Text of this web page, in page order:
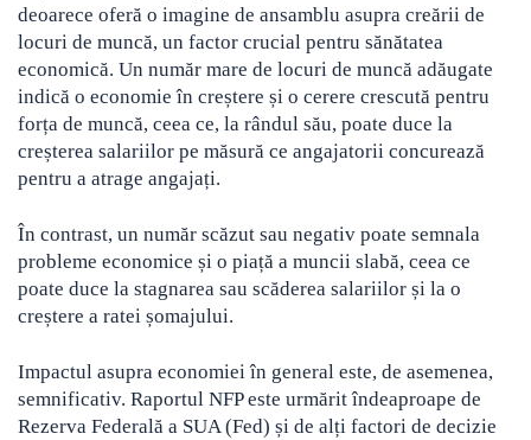
BROKERI TERMENUL ZILEI
deoarece oferă o imagine de ansamblu asupra creării de
locuri de muncă, un factor crucial pentru sănătatea
economică. Un număr mare de locuri de muncă adăugate
indică o economie în creștere și o cerere crescută pentru
forța de muncă, ceea ce, la rândul său, poate duce la
creșterea salariilor pe măsură ce angajatorii concurează
pentru a atrage angajați.
În contrast, un număr scăzut sau negativ poate semnala
probleme economice și o piață a muncii slabă, ceea ce
poate duce la stagnarea sau scăderea salariilor și la o
creștere a ratei șomajului.
Impactul asupra economiei în general este, de asemenea,
semnificativ. Raportul NFP este urmărit îndeaproape de
Rezerva Federală a SUA (Fed) și de alți factori de decizie